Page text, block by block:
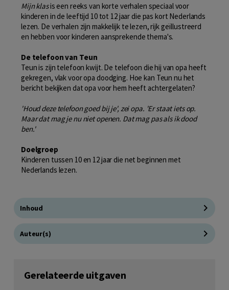
Mijn klasis een reeks van korte verhalen speciaal voor
kinderen in de leeftijd 10 tot 12 jaar die pas kort Nederlands
lezen. De verhalen zijn makkelijk te lezen, rijk geïllustreerd
en hebben voor kinderen aansprekende thema's.
De telefoon van Teun
Teun is zijn telefoon kwijt. De telefoon die hij van opa heeft
gekregen, vlak voor opa doodging. Hoe kan Teun nu het
bericht bekijken dat opa voor hem heeft achtergelaten?
'Houd deze telefoon goed bij je', zei opa. 'Er staat iets op.
Maar dat mag je nu niet openen. Dat mag pas als ik dood
ben.'
Doelgroep
Kinderen tussen 10 en 12 jaar die net beginnen met
Nederlands lezen.
Inhoud
Auteur(s)
Gerelateerde uitgaven